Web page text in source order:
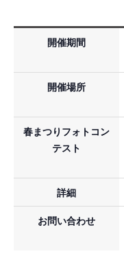
開催期間
開催場所
春まつりフォトコン
テスト
詳細
お問い合わせ